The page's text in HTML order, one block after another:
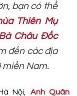
bạn có thể
Thiên Mụ
Châu Đốc
đến các địa
miền Nam.
Nội, Anh Quân